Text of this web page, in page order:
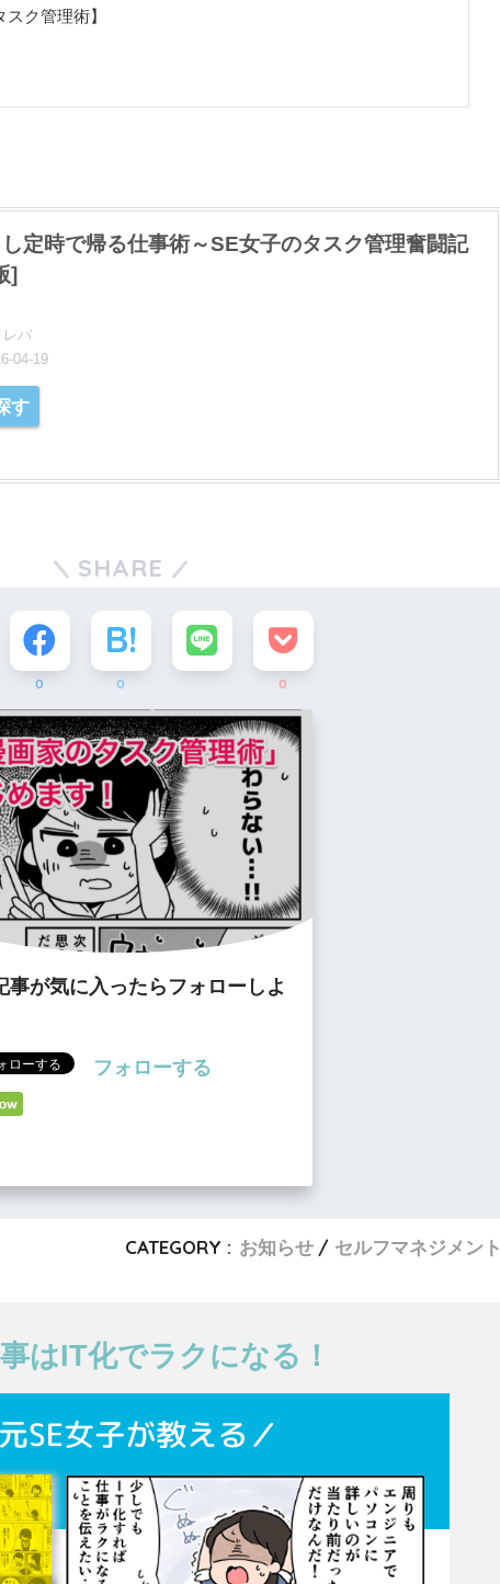
スク管理術】
定時で帰る仕事術～SE女子のタスク管理奮闘記
]
レバ
04-19
す
SHARE
0 0 0
事が気に入ったらフォローしよ
CATEGORY : お知らせ セルフマネジメント
はIT化でラクになる！